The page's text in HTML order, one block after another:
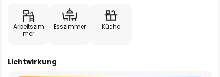
Arbeitszim
mer
Esszimmer Küche
Lichtwirkung